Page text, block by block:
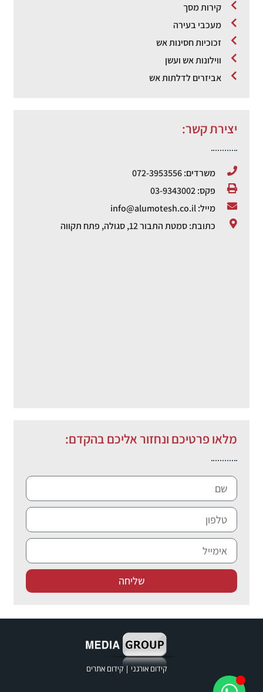
קירות מסך
מעכבי בעירה
זכוכיות חסינות אש
ווילונות אש ועשן
אביזרים לדלתות אש
יצירת קשר:
משרדים: 072-3953556
פקס: 03-9343002
מייל: info@alumotesh.co.il
כתובת: סמטת התבור 12, סגולה, פתח תקווה
מלאו פרטיכם ונחזור אליכם בהקדם:
שליחה
קידום אורגני |קידום אתרים